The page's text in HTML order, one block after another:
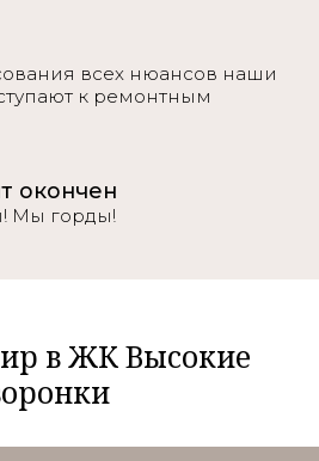
всех нюансов наши
к ремонтным
окончен
Мы горды!
в ЖК Высокие